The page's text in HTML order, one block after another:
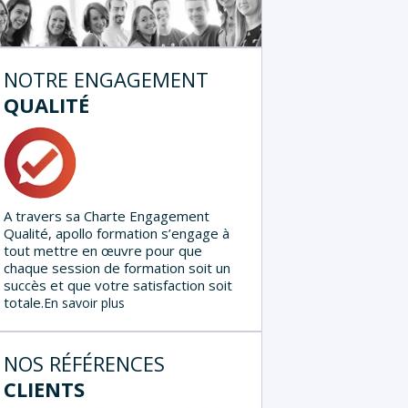
NOTRE ENGAGEMENT
QUALITÉ
A travers sa Charte Engagement
Qualité, apollo formation s’engage à
tout mettre en œuvre pour que
chaque session de formation soit un
succès et que votre satisfaction soit
totale.En savoir plus
NOS RÉFÉRENCES
CLIENTS